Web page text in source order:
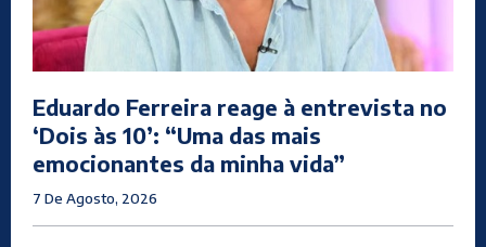
Eduardo Ferreira reage à entrevista no
‘Dois às 10’: “Uma das mais
emocionantes da minha vida”
7 De Agosto, 2026